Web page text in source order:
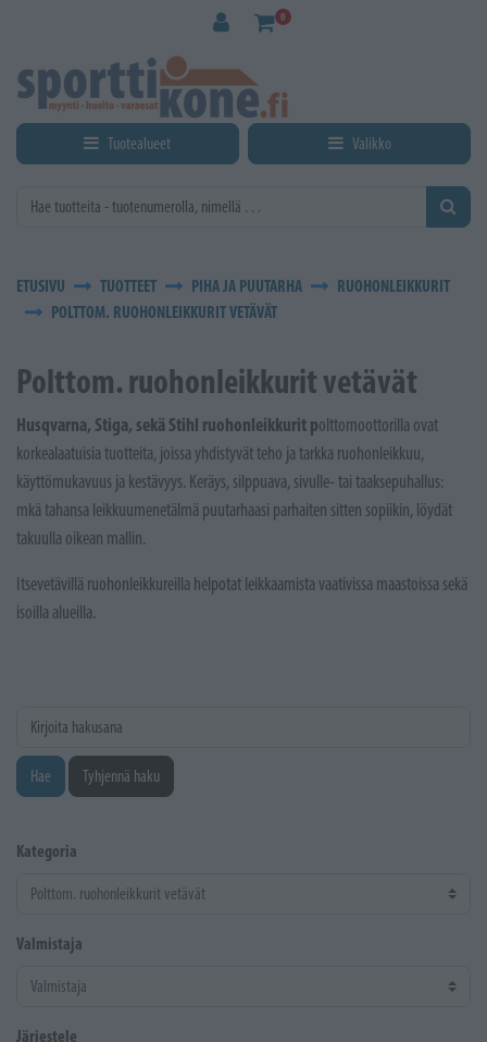
0
Tuotealueet Valikko
ETUSIVU TUOTTEET PIHA JA PUUTARHA
RUOHONLEIKKURIT
POLTTOM. RUOHONLEIKKURIT VETÄVÄT
Polttom. ruohonleikkurit vetävät
Husqvarna, Stiga, sekä Stihl ruohonleikkurit polttomoottorilla ovat
korkealaatuisia tuotteita, joissa yhdistyvät teho ja tarkka ruohonleikkuu,
käyttömukavuus ja kestävyys. Keräys, silppuava, sivulle- tai taaksepuhallus:
mkä tahansa leikkuumenetälmä puutarhaasi parhaiten sitten sopiikin, löydät
takuulla oikean mallin.
Itsevetävillä ruohonleikkureilla helpotat leikkaamista vaativissa maastoissa sekä
isoilla alueilla.
Kirjoita hakusana
Hae Tyhjennä haku
Kategoria
Valmistaja
Järjestele